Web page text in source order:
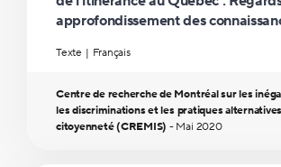
approfondissement des
Texte Français
Centre de recherche de Montréal sur les
les discriminations et les pratiques
citoyenneté (CREMIS) - Mai 2020